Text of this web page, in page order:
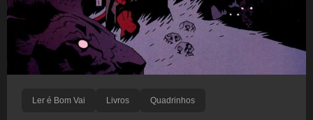
Ler é Bom Vai Livros Quadrinhos